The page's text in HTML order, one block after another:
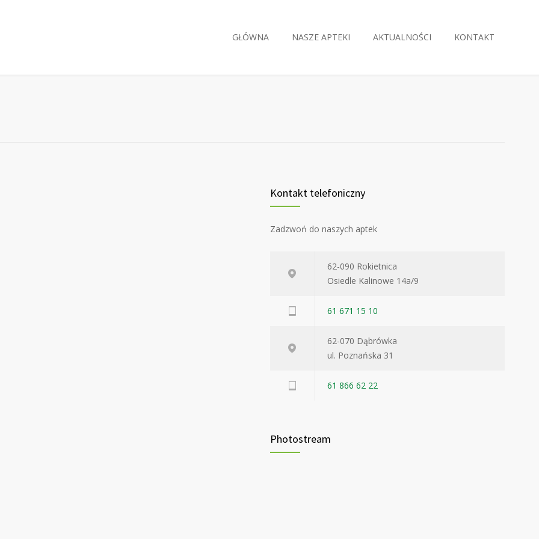
GŁÓWNA NASZE APTEKI AKTUALNOŚCI KONTAKT
Kontakt telefoniczny
Zadzwoń do naszych aptek
62-090 Rokietnica
Osiedle Kalinowe 14a/9
61 671 15 10
62-070 Dąbrówka
ul. Poznańska 31
61 866 62 22
Photostream